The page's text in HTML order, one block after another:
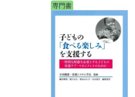
専門書